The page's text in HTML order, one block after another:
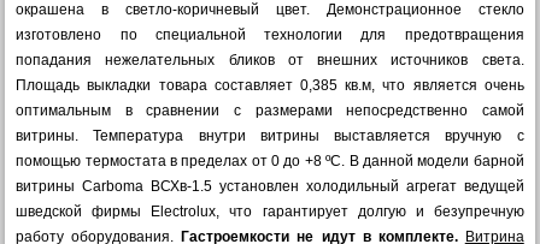
окрашена в светло-коричневый цвет. Демонстрационное стекло
изготовлено по специальной технологии для предотвращения
попадания нежелательных бликов от внешних источников света.
Площадь выкладки товара составляет 0,385 кв.м, что является очень
оптимальным в сравнении с размерами непосредственно самой
витрины. Температура внутри витрины выставляется вручную с
помощью термостата в пределах от 0 до +8 ºС. В данной модели барной
витрины Carboma ВСХв-1.5 установлен холодильный агрегат ведущей
шведской фирмы Electrolux, что гарантирует долгую и безупречную
работу оборудования. Гастроемкости не идут в комплекте. Витрина